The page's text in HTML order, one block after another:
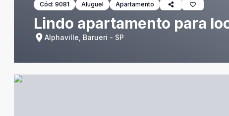
Cód: 9081 Aluguel Apartamento
Lindo apartamento para
Alphaville, Barueri - SP